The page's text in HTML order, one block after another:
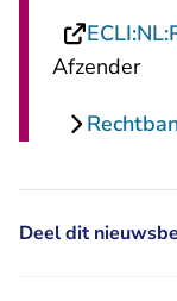
Afzender
Deel dit